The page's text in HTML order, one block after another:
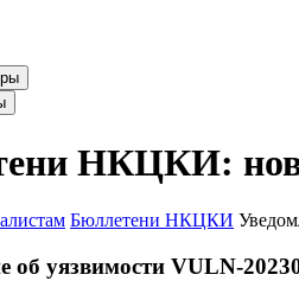
НКЦКИ:
Бюллетени НКЦКИ
об уязвимости VULN-